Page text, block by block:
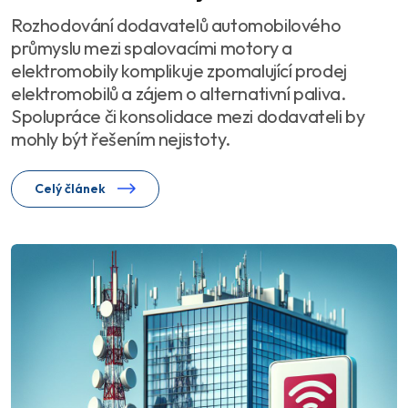
Rozhodování dodavatelů automobilového
průmyslu mezi spalovacími motory a
elektromobily komplikuje zpomalující prodej
elektromobilů a zájem o alternativní paliva.
Spolupráce či konsolidace mezi dodavateli by
mohly být řešením nejistoty.
Celý článek